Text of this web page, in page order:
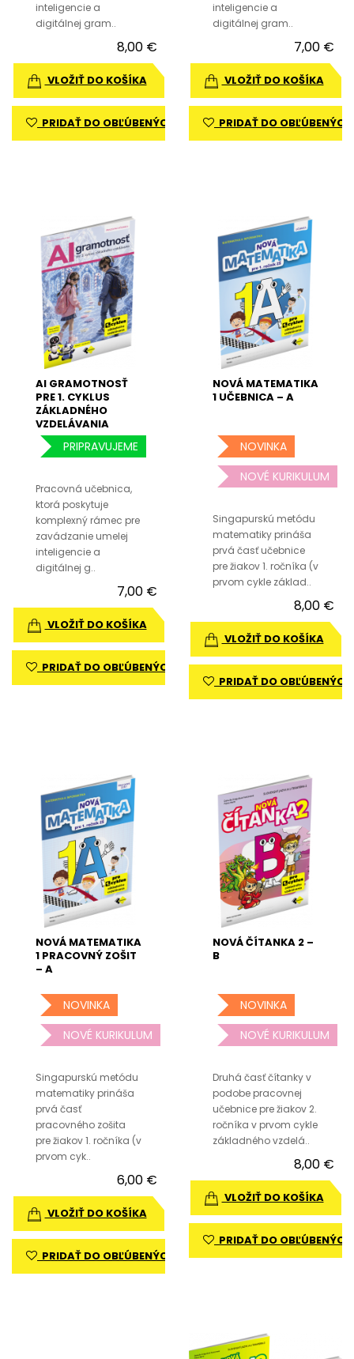
inteligencie a
digitálnej gram..
8,00 €
VLOŽIŤ DO KOŠÍKA
PRIDAŤ DO OBĽÚBENÝCH
inteligencie a
digitálnej gram..
7,00 €
VLOŽIŤ DO KOŠÍKA
PRIDAŤ DO OBĽÚBENÝCH
AI GRAMOTNOSŤ
PRE 1. CYKLUS
ZÁKLADNÉHO
VZDELÁVANIA
PRIPRAVUJEME
Pracovná učebnica,
ktorá poskytuje
komplexný rámec pre
zavádzanie umelej
inteligencie a
digitálnej g..
7,00 €
VLOŽIŤ DO KOŠÍKA
PRIDAŤ DO OBĽÚBENÝCH
NOVÁ MATEMATIKA
1 UČEBNICA – A
NOVINKA
NOVÉ KURIKULUM
Singapurskú metódu
matematiky prináša
prvá časť učebnice
pre žiakov 1. ročníka (v
prvom cykle základ..
8,00 €
VLOŽIŤ DO KOŠÍKA
PRIDAŤ DO OBĽÚBENÝCH
NOVÁ MATEMATIKA
1 PRACOVNÝ ZOŠIT
– A
NOVINKA
NOVÉ KURIKULUM
Singapurskú metódu
matematiky prináša
prvá časť
pracovného zošita
pre žiakov 1. ročníka (v
prvom cyk..
6,00 €
VLOŽIŤ DO KOŠÍKA
PRIDAŤ DO OBĽÚBENÝCH
NOVÁ ČÍTANKA 2 –
B
NOVINKA
NOVÉ KURIKULUM
Druhá časť čítanky v
podobe pracovnej
učebnice pre žiakov 2.
ročníka v prvom cykle
základného vzdelá..
8,00 €
VLOŽIŤ DO KOŠÍKA
PRIDAŤ DO OBĽÚBENÝCH